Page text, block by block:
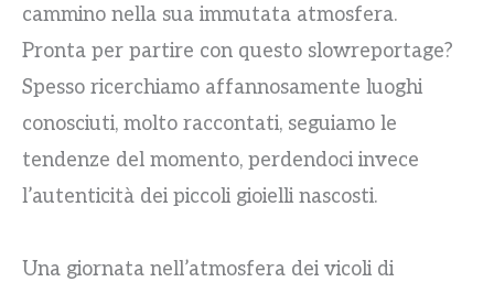
cammino nella sua immutata atmosfera.
Pronta per partire con questo slowreportage?
Spesso ricerchiamo affannosamente luoghi
conosciuti, molto raccontati, seguiamo le
tendenze del momento, perdendoci invece
l’autenticità dei piccoli gioielli nascosti.
Una giornata nell’atmosfera dei vicoli di